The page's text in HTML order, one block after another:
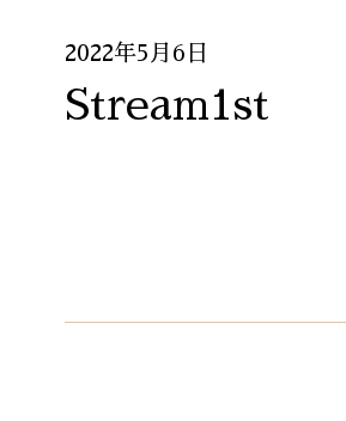
2022年5月6日
Stream1st